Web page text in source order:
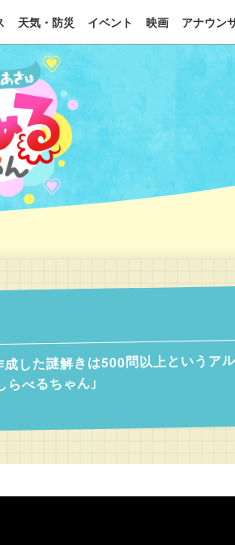
天気・防災 イベント 映画 アナウン
した謎解きは500問以上というア
べるちゃん」